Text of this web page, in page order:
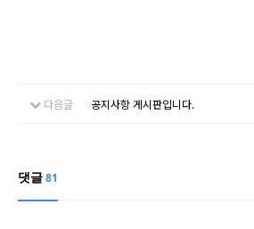
다음글 공지사항 게시판입니다.
댓글81